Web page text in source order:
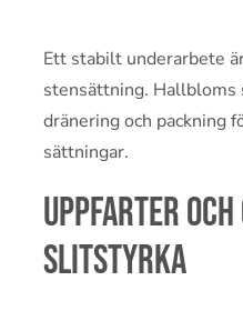
Ett stabilt underarbete
stensättning.
dränering och packning
sättningar.
Uppfarter och
slitstyrka